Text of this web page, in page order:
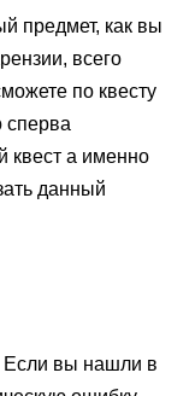
предмет, как вы
всего
по квесту
сперва
квест а именно
данный
вы нашли в